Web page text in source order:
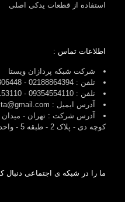
استفاده از قطعات یدکی اصلی
اطلاعات تماس :
شرکت شبکه پردازان ویستا
تلفن : 02188864394 - 02188306448 - 02141407
تلفن : 09354554110 - 09363153110
آدرس ایمیل : shp.vista@gmail.com
آدرس شرکت : تهران - میدان
کوچه دی - پلاک 2 - طبقه 5 - واحد 26
ما را در شبکه ی اجتماعی دنبال